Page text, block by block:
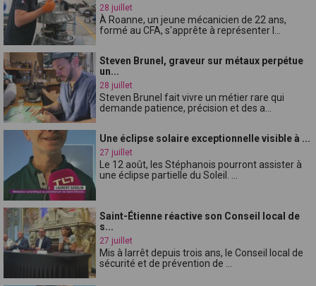
28 juillet
À Roanne, un jeune mécanicien de 22 ans,
formé au CFA, s'apprête à représenter l...
Steven Brunel, graveur sur métaux perpétue
un...
28 juillet
Steven Brunel fait vivre un métier rare qui
demande patience, précision et des a...
Une éclipse solaire exceptionnelle visible à ...
27 juillet
Le 12 août, les Stéphanois pourront assister à
une éclipse partielle du Soleil. ...
Saint-Étienne réactive son Conseil local de
s...
27 juillet
Mis à larrêt depuis trois ans, le Conseil local de
sécurité et de prévention de ...